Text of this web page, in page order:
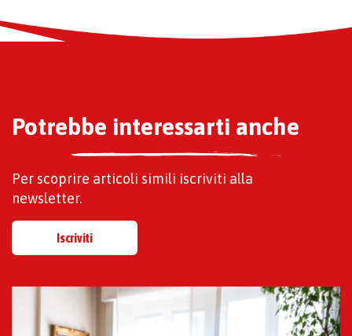
Potrebbe interessarti anche
Per scoprire articoli simili iscriviti alla
newsletter.
Iscriviti